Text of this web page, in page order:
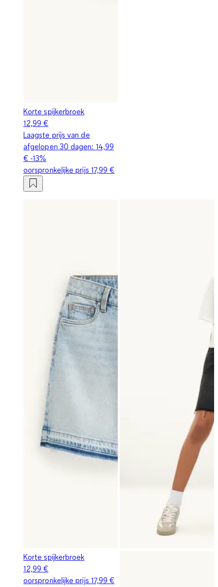
Korte spijkerbroek
12,99 €
Laagste prijs van de
afgelopen 30 dagen: 14,99
€ -13%
oorspronkelijke prijs 17,99 €
Korte spijkerbroek
12,99 €
oorspronkelijke prijs 17,99 €